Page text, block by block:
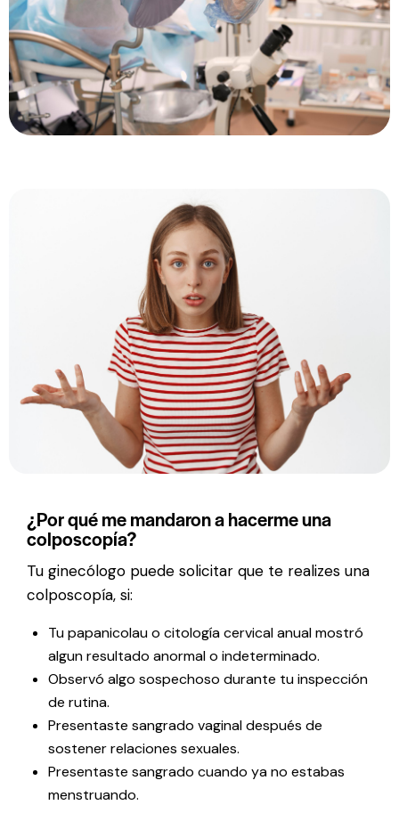
¿Por qué me mandaron a hacerme una
colposcopía?
Tu ginecólogo puede solicitar que te realizes una
colposcopía, si:
Tu papanicolau o citología cervical anual mostró
algun resultado anormal o indeterminado.
Observó algo sospechoso durante tu inspección
de rutina.
Presentaste sangrado vaginal después de
sostener relaciones sexuales.
Presentaste sangrado cuando ya no estabas
menstruando.